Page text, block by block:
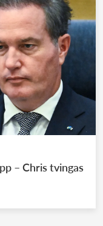
– Chris tvingas